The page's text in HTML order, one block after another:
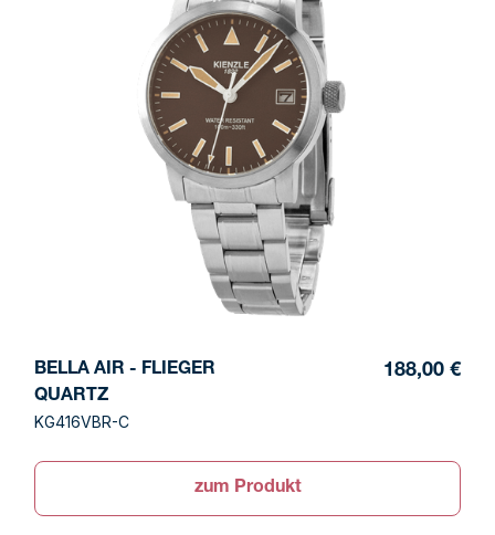
BELLA AIR - FLIEGER
QUARTZ
KG416VBR-C
188,00 €
zum Produkt